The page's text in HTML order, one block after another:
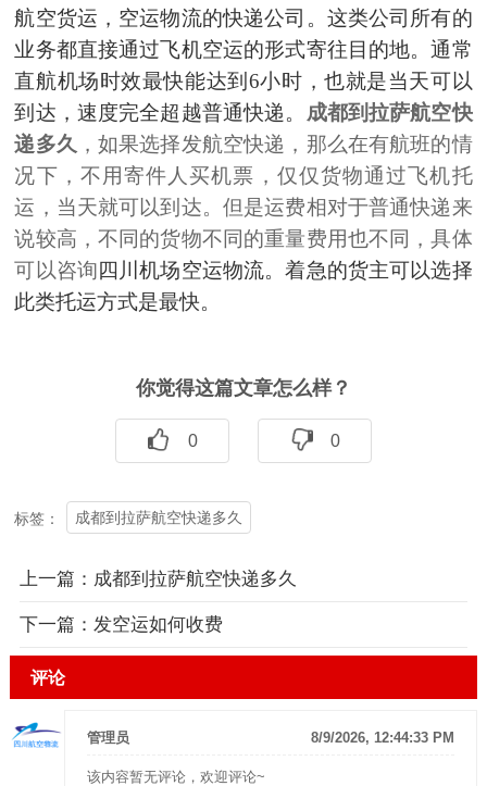
航空货运，空运物流的快递公司。这类公司所有的
业务都直接通过飞机空运的形式寄往目的地。通常
直航机场时效最快能达到 6小时，也就是当天可以
到达，速度完全超越普通快递。 成都到拉萨航空快
递多久 ，如果选择发航空快递，那么在有航班的情
况下，不用寄件人买机票，仅仅货物通过飞机托
运，当天就可以到达。但是运费相对于普通快递来
说较高，不同的货物不同的重量费用也不同，具体
可以咨询四川机场空运物流。着急的货主可以选择
此类托运方式是最快。
你觉得这篇文章怎么样？
0 0
标签： 成都到拉萨航空快递多久
上一篇： 成都到拉萨航空快递多久
下一篇： ​发空运如何收费
评论
8/9/2026, 12:44:33 PM
管理员
该内容暂无评论，欢迎评论~